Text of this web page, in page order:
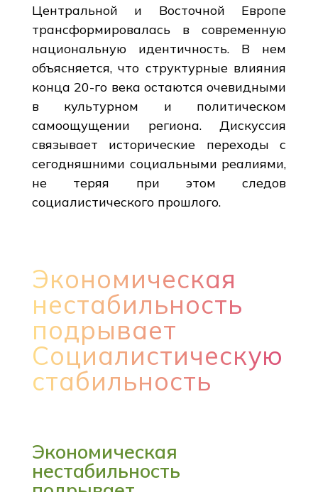
Центральной и Восточной Европе
трансформировалась в современную
национальную идентичность. В нем
объясняется, что структурные влияния
конца 20-го века остаются очевидными
в культурном и политическом
самоощущении региона. Дискуссия
связывает исторические переходы с
сегодняшними социальными реалиями,
не теряя при этом следов
социалистического прошлого.
Экономическая
нестабильность
подрывает
Социалистическую
стабильность
Экономическая
нестабильность